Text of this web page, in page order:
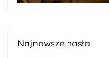
Najnowsze hasła